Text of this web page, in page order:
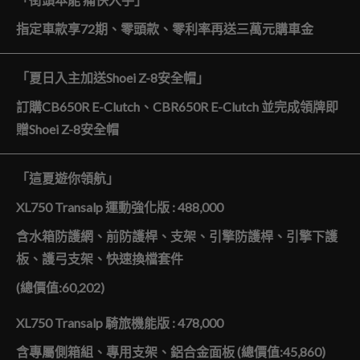
指定車款享72期、零頭款、零利率再送三萬元購車金
「夏日入主加送Shoei Z-8安全帽」
訂購CB650R E-Clutch 、 CBR650R E-Clutch 並完成領牌即
贈Shoei Z-8安全帽
「這夏遊你領航」
XL750 Transalp 運動強化版 : 488,000
含水箱防護網、前防護桿、支架、引擎防護桿、引擎下護
板、護弓支架、快速換檔套件
(總價值:60,202)
XL750 Transalp 騎旅機能版 : 478,000
含專屬側箱組、專用支架、鋁合金面板 (總價值:45,860)